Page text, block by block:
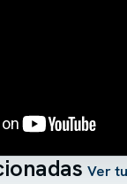
Ver